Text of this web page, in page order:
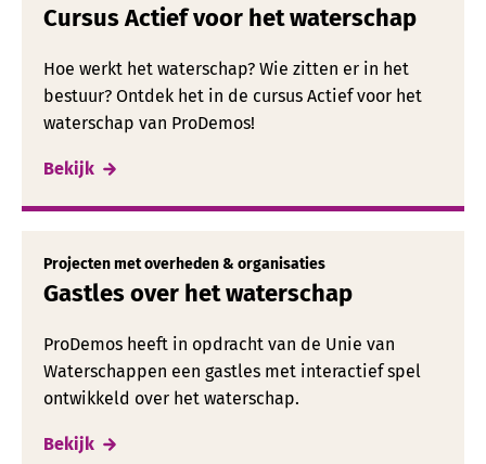
Cursus Actief voor het waterschap
Hoe werkt het waterschap? Wie zitten er in het
bestuur? Ontdek het in de cursus Actief voor het
waterschap van ProDemos!
Bekijk
Projecten met overheden & organisaties
Gastles over het waterschap
ProDemos heeft in opdracht van de Unie van
Waterschappen een gastles met interactief spel
ontwikkeld over het waterschap.
Bekijk